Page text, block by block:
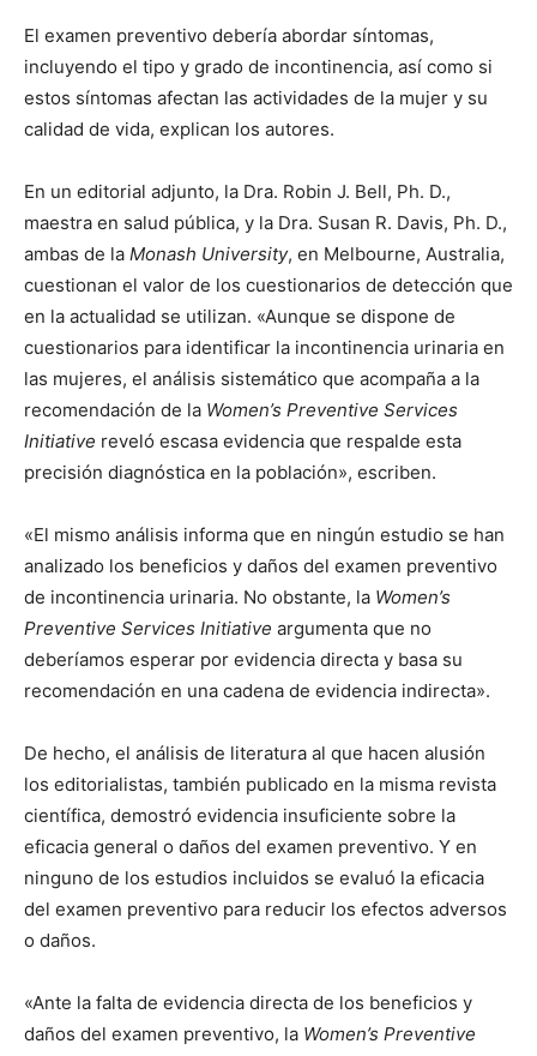
El examen preventivo debería abordar síntomas,
incluyendo el tipo y grado de incontinencia, así como si
estos síntomas afectan las actividades de la mujer y su
calidad de vida, explican los autores.
En un editorial adjunto, la Dra. Robin J. Bell, Ph. D.,
maestra en salud pública, y la Dra. Susan R. Davis, Ph. D.,
ambas de la Monash University, en Melbourne, Australia,
cuestionan el valor de los cuestionarios de detección que
en la actualidad se utilizan. «Aunque se dispone de
cuestionarios para identificar la incontinencia urinaria en
las mujeres, el análisis sistemático que acompaña a la
recomendación de la Women’s Preventive Services
Initiative reveló escasa evidencia que respalde esta
precisión diagnóstica en la población», escriben.
«El mismo análisis informa que en ningún estudio se han
analizado los beneficios y daños del examen preventivo
de incontinencia urinaria. No obstante, la Women’s
Preventive Services Initiative argumenta que no
deberíamos esperar por evidencia directa y basa su
recomendación en una cadena de evidencia indirecta».
De hecho, el análisis de literatura al que hacen alusión
los editorialistas, también publicado en la misma revista
científica, demostró evidencia insuficiente sobre la
eficacia general o daños del examen preventivo. Y en
ninguno de los estudios incluidos se evaluó la eficacia
del examen preventivo para reducir los efectos adversos
o daños.
«Ante la falta de evidencia directa de los beneficios y
daños del examen preventivo, la Women’s Preventive